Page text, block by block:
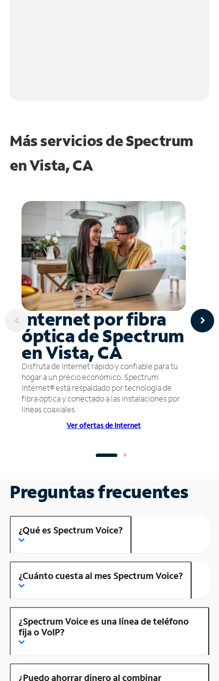
Más servicios de Spectrum
enVista, CA
Internet por fibra
óptica de Spectrum
en Vista, CA
Disfruta de Internet rápido y confiable para tu
hogar a un precio económico. Spectrum
Internet® está respaldado por tecnología de
fibra óptica y conectado a las instalaciones por
líneas coaxiales.
Ver ofertas de Internet
Preguntas frecuentes
¿Qué es Spectrum Voice?
¿Cuánto cuesta al mes Spectrum Voice?
¿Spectrum Voice es una línea de teléfono
fija o VoIP?
¿Puedo ahorrar dinero al combinar